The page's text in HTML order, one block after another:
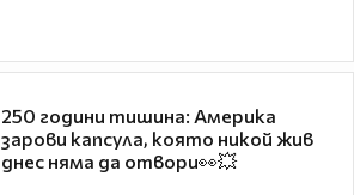
250 години тишина: Америка
зарови капсула, която никой жив
днес няма да отвори👀💥